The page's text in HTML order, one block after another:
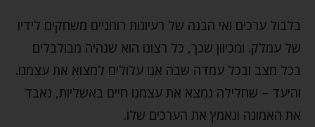
בלבול ערכים ואי הבנה של רעיונות רוחניים משחקים לידיו
של עמלק. ומכיוון שכך, כל רצונו הוא שנהיה מבולבלים
בכל מצב ובכל עמדה שבה אנו עלולים למצוא את עצמנו.
והיעד – שחלילה נמצא את עצמנו חיים באשליות, נאבד
את האמונה ונאמץ את הערכים שלו.